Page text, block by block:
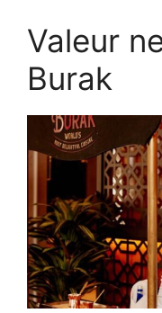
Valeur
Burak